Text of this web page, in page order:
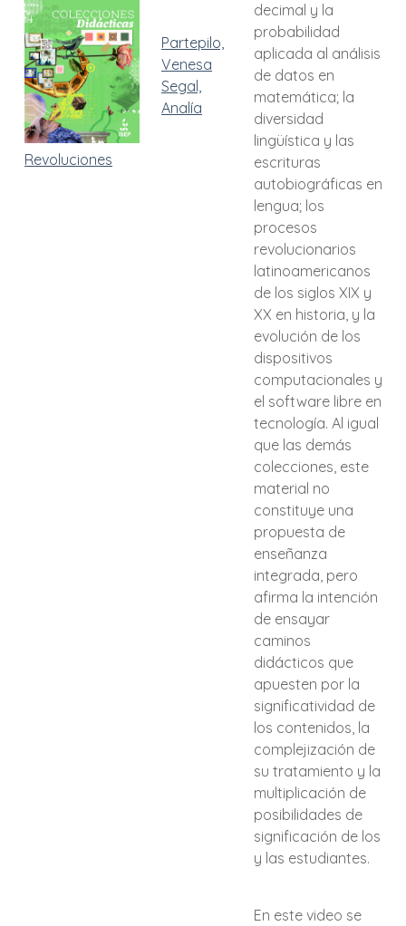
Revoluciones
Partepilo,
Venesa
Segal,
Analía
decimal y la
probabilidad
aplicada al análisis
de datos en
matemática; la
diversidad
lingüística y las
escrituras
autobiográficas en
lengua; los
procesos
revolucionarios
latinoamericanos
de los siglos XIX y
XX en historia, y la
evolución de los
dispositivos
computacionales y
el software libre en
tecnología. Al igual
que las demás
colecciones, este
material no
constituye una
propuesta de
enseñanza
integrada, pero
afirma la intención
de ensayar
caminos
didácticos que
apuesten por la
significatividad de
los contenidos, la
complejización de
su tratamiento y la
multiplicación de
posibilidades de
significación de los
y las estudiantes.
En este video se